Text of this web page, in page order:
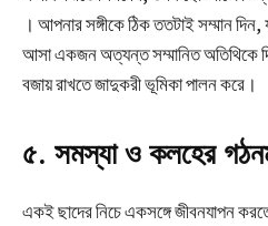
। আপনার সঙ্গীকে ঠিক ততটাই সম্মান
আসা একজন অত্যন্ত সম্মানিত অতিথিকে
বজায় রাখতে জাদুকরী ভূমিকা পালন করে।
৫. সমস্যা ও কলহের
একই ছাদের নিচে একসঙ্গে জীবনযাপন